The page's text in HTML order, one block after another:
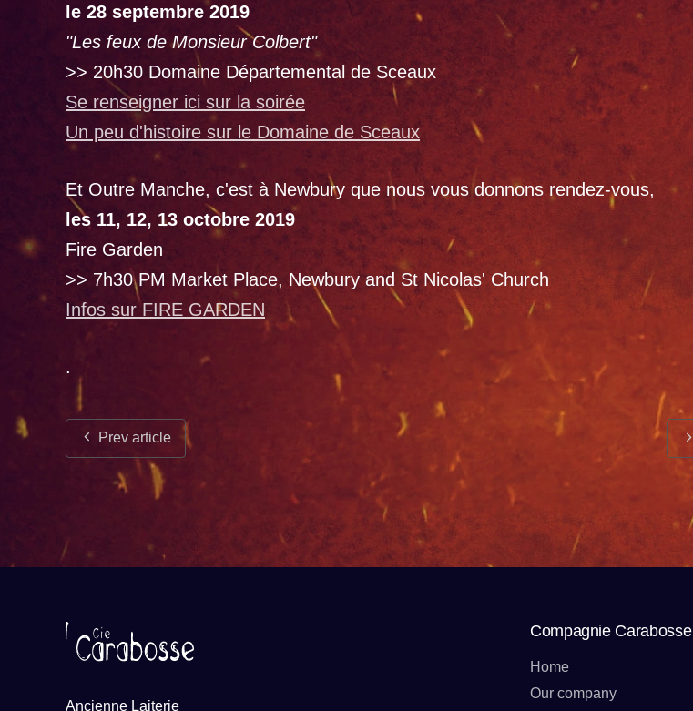
le 28 septembre 2019
"Les feux de Monsieur Colbert"
>> 20h30 Domaine Départemental de Sceaux
Se renseigner ici sur la soirée
Un peu d'histoire sur le Domaine de Sceaux
Et Outre Manche, c'est à Newbury que nous vous donnons rendez-vous,
les 11, 12, 13 octobre 2019
Fire Garden
>> 7h30 PM Market Place, Newbury and St Nicolas' Church
Infos sur FIRE GARDEN
.
Prev article
Ancienne Laiterie
Compagnie Carabosse
Home
Our company